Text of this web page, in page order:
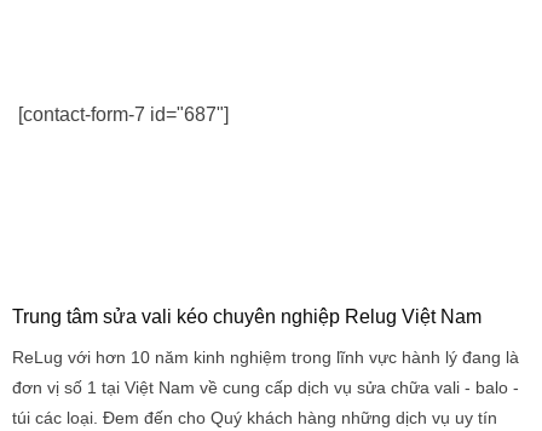
[contact-form-7 id="687"]
Trung tâm sửa vali kéo chuyên nghiệp Relug Việt Nam
ReLug với hơn 10 năm kinh nghiệm trong lĩnh vực hành lý đang là
đơn vị số 1 tại Việt Nam về cung cấp dịch vụ sửa chữa vali - balo -
túi các loại. Đem đến cho Quý khách hàng những dịch vụ uy tín